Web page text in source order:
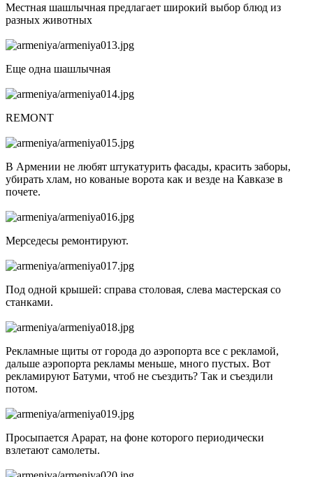
Местная шашлычная предлагает широкий выбор блюд из
разных животных
Еще одна шашлычная
REMONT
В Армении не любят штукатурить фасады, красить заборы,
убирать хлам, но кованые ворота как и везде на Кавказе в
почете.
Мерседесы ремонтируют.
Под одной крышей: справа столовая, слева мастерская со
станками.
Рекламные щиты от города до аэропорта все с рекламой,
дальше аэропорта рекламы меньше, много пустых. Вот
рекламируют Батуми, чтоб не съездить? Так и съездили
потом.
Просыпается Арарат, на фоне которого периодически
взлетают самолеты.